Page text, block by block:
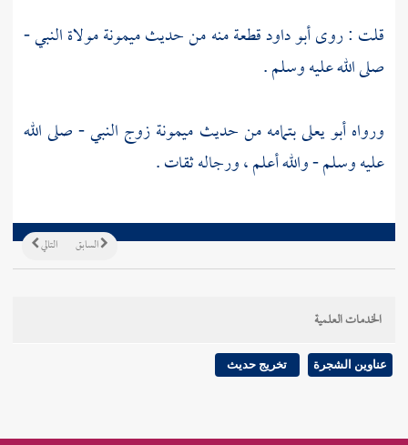
قلت : روىأبو داودقطعة منه من حديثميمونةمولاة النبي -
صلى الله عليه وسلم .
ورواهأبو يعلىبتمامه من حديث ميمونةزوج النبي - صلى الله
عليه وسلم - والله أعلم ، ورجاله ثقات .
التالي السابق
الخدمات العلمية
عناوين الشجرة تخريج حديث